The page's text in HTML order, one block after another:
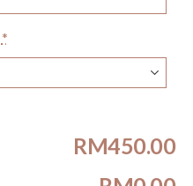
*
RM450.00